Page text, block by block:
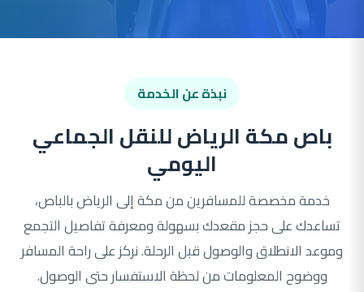
نبذة عن الخدمة
باص مكة الرياض للنقل الجماعي
اليومي
خدمة مخصصة للمسافرين من مكة إلى الرياض بالباص،
تساعدك على حجز مقعدك بسهولة ومعرفة تفاصيل التجمع
وموعد الانطلاق والوصول قبل الرحلة. نركز على راحة المسافر
ووضوح المعلومات من لحظة الاستفسار حتى الوصول.